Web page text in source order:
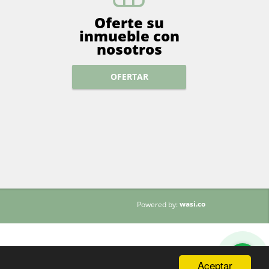
Aceptar
Oferte su
inmueble con
nosotros
OFERTAR
Powered by: wasi.co